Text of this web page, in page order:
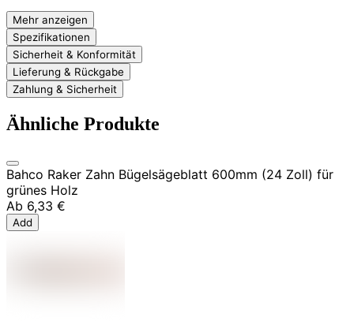
Mehr anzeigen
Spezifikationen
Sicherheit & Konformität
Lieferung & Rückgabe
Zahlung & Sicherheit
Ähnliche Produkte
Bahco Raker Zahn Bügelsägeblatt 600mm (24 Zoll) für
grünes Holz
Ab 6,33 €
Add